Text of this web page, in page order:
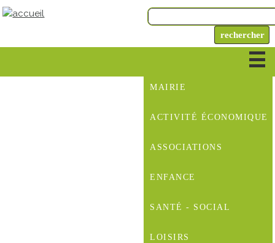
MAIRIE
ACTIVITÉ ÉCONOMIQUE
ASSOCIATIONS
ENFANCE
SANTÉ - SOCIAL
LOISIRS